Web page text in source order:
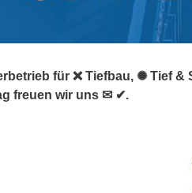
für ❌ Tiefbau, ✺ Tief
freuen wir uns ✉ ✔.